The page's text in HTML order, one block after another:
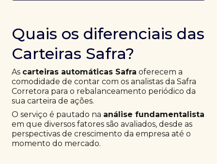
Quais os diferenciais das
Carteiras Safra?
As carteiras automáticas Safra oferecem a
comodidade de contar com os analistas da Safra
Corretora para o rebalanceamento periódico da
sua carteira de ações.
O serviço é pautado na análise fundamentalista
em que diversos fatores são avaliados, desde as
perspectivas de crescimento da empresa até o
momento do mercado.